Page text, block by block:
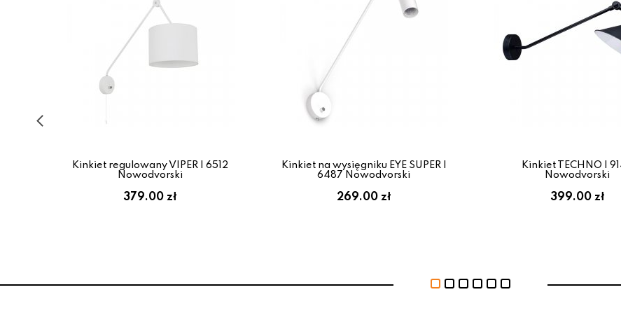
Kinkiet regulowany VIPER I 6512
Nowodvorski
379.00 zł
Kinkiet na wysięgniku EYE SUPER I
6487 Nowodvorski
269.00 zł
Kinkiet TECHNO I
Nowodvorski
399.00 zł